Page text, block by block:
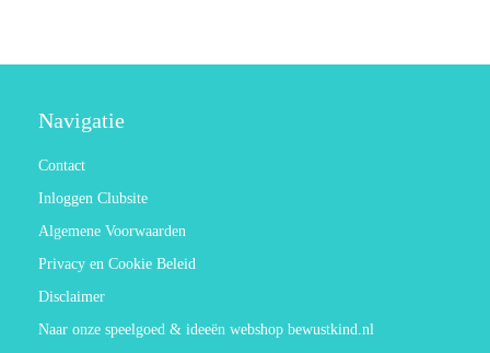
Navigatie
Contact
Inloggen Clubsite
Algemene Voorwaarden
Privacy en Cookie Beleid
Disclaimer
Naar onze speelgoed & ideeën webshop bewustkind.nl